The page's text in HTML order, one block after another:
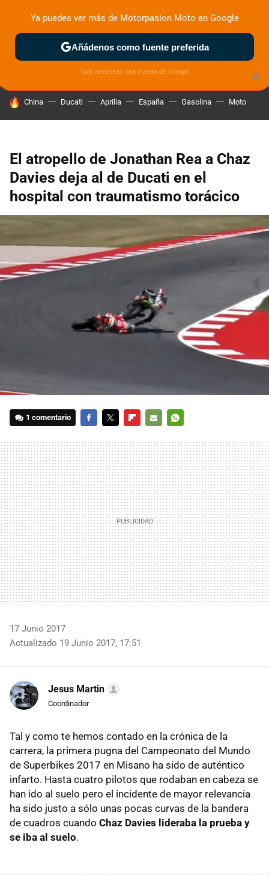
ZONA DE PRUEBAS DEPORTIVAS MOTOS ELÉCTRICAS
HOY SE HABLA DE
China Ducati Aprilia España Gasolina Moto
El atropello de Jonathan Rea a Chaz
Davies deja al de Ducati en el
hospital con traumatismo torácico
1 comentario
MAIL
17 Junio 2017
Actualizado 19 Junio 2017, 17:51
Jesus Martin
Coordinador
Tal y como te hemos contado en la crónica de la
carrera, la primera pugna del Campeonato del Mundo
de Superbikes 2017 en Misano ha sido de auténtico
infarto. Hasta cuatro pilotos que rodaban en cabeza se
han ido al suelo pero el incidente de mayor relevancia
ha sido justo a sólo unas pocas curvas de la bandera
de cuadros cuando Chaz Davies lideraba la prueba y
se iba al suelo.
×
Ya puedes ver más de Motorpasion Moto en Google
Añádenos como fuente preferida
Solo necesitas una cuenta de Google